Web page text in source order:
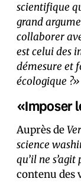
scientifique
grand
collaborer
est celui des
démesure et
écologique ?»
«Imposer
Auprès de
science
qu’il ne
contenu des